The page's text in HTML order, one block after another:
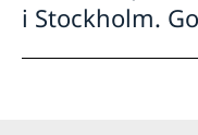
i Stockholm.